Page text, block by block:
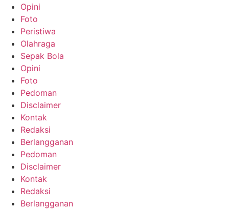
Opini
Foto
Peristiwa
Olahraga
Sepak Bola
Opini
Foto
Pedoman
Disclaimer
Kontak
Redaksi
Berlangganan
Pedoman
Disclaimer
Kontak
Redaksi
Berlangganan